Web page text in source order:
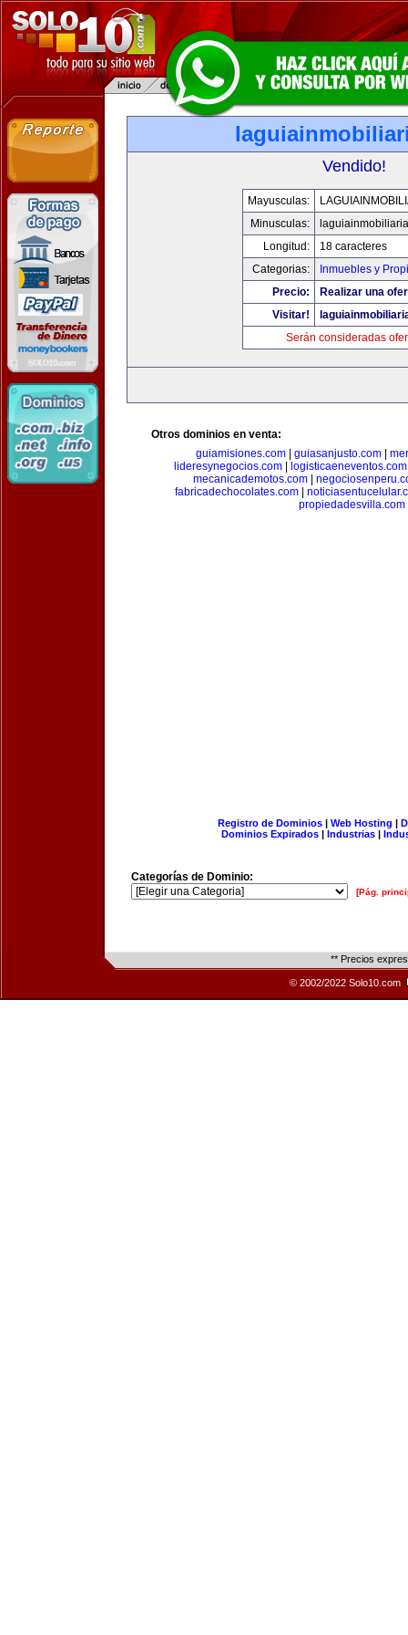
Vendido!
Mayusculas:
Minusculas:
Longitud:
18 caracteres
Categorias:
Inmuebles y
Precio:
Realizar una
Visitar!
Serán consideradas
Otros dominios en venta:
guiamisiones.com
guiasanjusto.com
lideresynegocios.com
logisticaeneventos.com
mecanicademotos.com|
fabricadechocolates.com|
propiedadesvilla.com
Registro de Dominios| Web Hosting |
Dominios Expirados | Industrias |
Categorías de Dominio:
[Pág.
** Precios
© 2002/2022 Solo10.com